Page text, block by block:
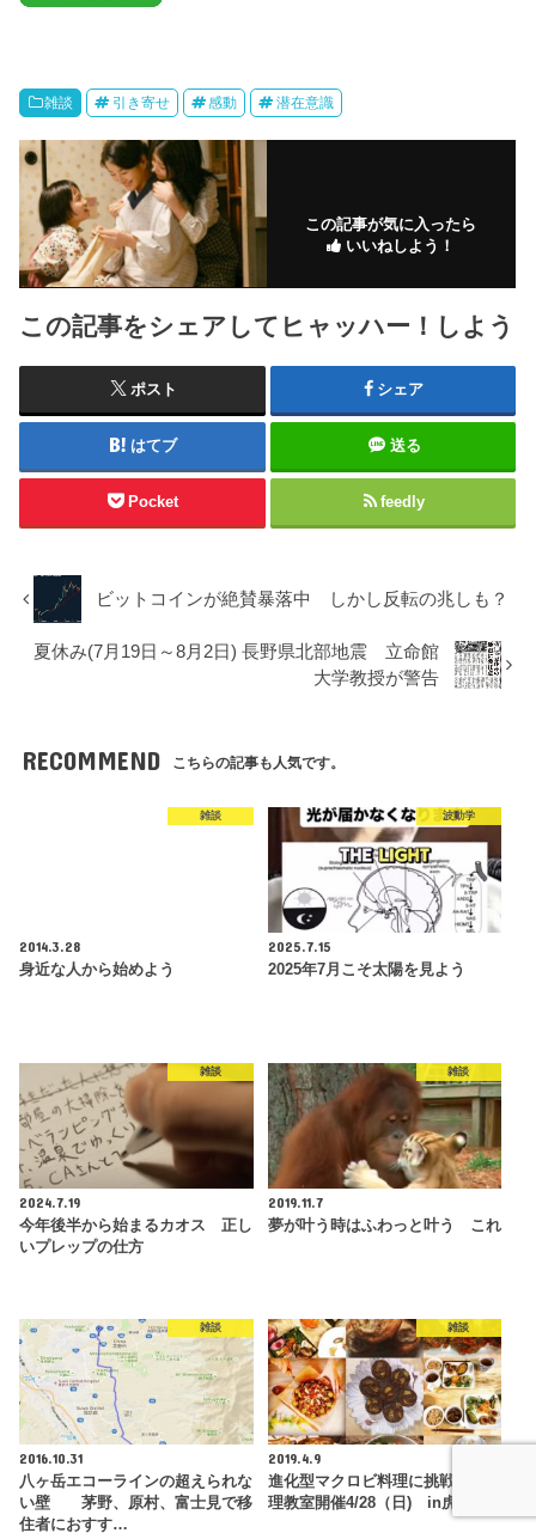
雑談 引き寄せ 感動 潜在意識
この記事が気に入ったら
いいねしよう！
この記事をシェアしてヒャッハー！しよう
ポスト シェア
はてブ 送る
Pocket feedly
ビットコインが絶賛暴落中 しかし反転の兆しも？
夏休み(7月19日～8月2日) 長野県北部地震 立命館
大学教授が警告
RECOMMEND こちらの記事も人気です。
雑談
2014.3.28
身近な人から始めよう
波動学
2025.7.15
2025年7月こそ太陽を見よう
雑談
2024.7.19
今年後半から始まるカオス 正し
いプレップの仕方
雑談
2019.11.7
夢が叶う時はふわっと叶う これ
雑談
2016.10.31
八ヶ岳エコーラインの超えられな
い壁 茅野、原村、富士見で移
住者におすす…
雑談
2019.4.9
進化型マクロビ料理に挑戦 お料
理教室開催4/28（日) in虎ノ門